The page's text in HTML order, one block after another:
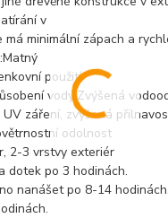
v
minimální zápach a
použití
vody:Zvýšená
záření, zvýšená
odolnost
2-3 vrstvy exteriér
dotek po 3 hodinách.
nanášet po 8-14 hodinách.